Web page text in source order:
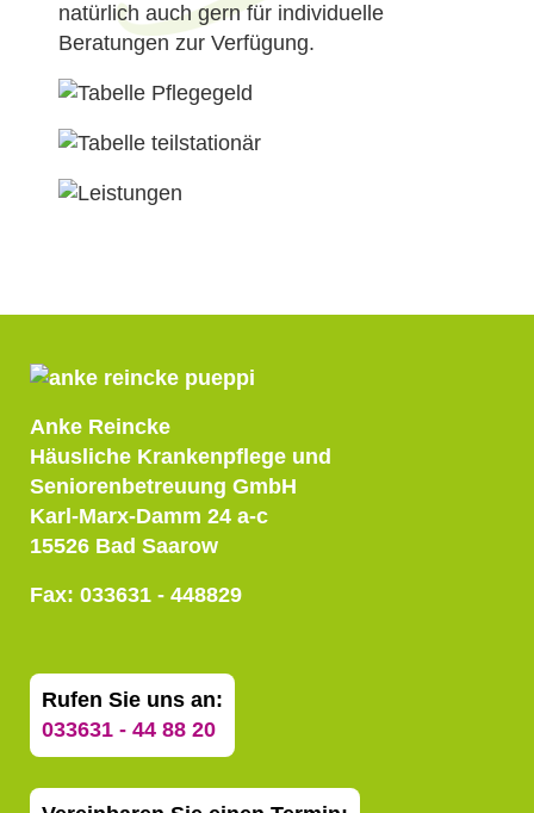
natürlich auch gern für individuelle
Beratungen zur Verfügung.
Anke Reincke
Häusliche Krankenpflege und
Seniorenbetreuung GmbH
Karl-Marx-Damm 24 a-c
15526 Bad Saarow
Fax: 033631 - 448829
Rufen Sie uns an:
033631 - 44 88 20